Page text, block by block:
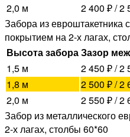
2,0 м
2 400 ₽ / 2
Забора из
покрытием на 2-х лагах,
Высота забораЗазор
1,5 м
2 450 ₽ / 2
1,8 м
2 500 ₽ / 2
2,0 м
2 550 ₽ / 2
Забор из металлического
2-х лагах, столбы 60*60